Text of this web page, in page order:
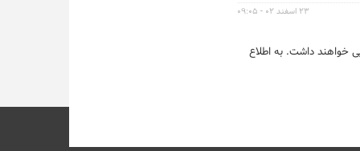
خواهند داشت. به اطلاع
۲۳ اسفند ۰۲ - ۰۹:۰۵